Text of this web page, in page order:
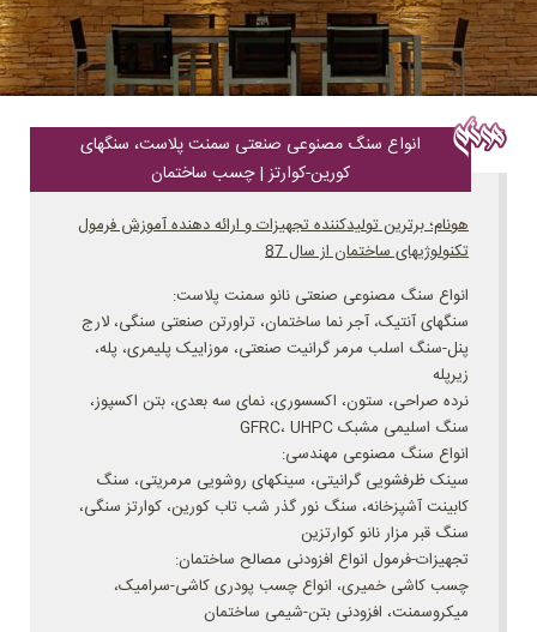
انواع سنگ مصنوعی صنعتی سمنت پلاست، سنگهای
کورین-کوارتز | چسب ساختمان
هونام؛ برترین تولیدکننده تجهیزات و ارائه دهنده آموزش فرمول
تکنولوژیهای ساختمان از سال 87
انواع سنگ مصنوعی صنعتی نانو سمنت پلاست:
سنگهای آنتیک، آجر نما ساختمان، تراورتن صنعتی سنگی، لارج
پنل-سنگ اسلب مرمر گرانیت صنعتی، موزاییک پلیمری، پله،
زیرپله
نرده صراحی، ستون، اکسسوری، نمای سه بعدی، بتن اکسپوز،
سنگ اسلیمی مشبک GFRC، UHPC
انواع سنگ مصنوعی مهندسی:
سینک ظرفشویی گرانیتی، سینکهای روشویی مرمریتی، سنگ
کابینت آشپزخانه، سنگ نور گذر شب تاب کورین، کوارتز سنگی،
سنگ قبر مزار نانو کوارتزین
تجهیزات-فرمول انواع افزودنی مصالح ساختمان:
چسب کاشی خمیری، انواع چسب پودری کاشی-سرامیک،
میکروسمنت، افزودنی بتن-شیمی ساختمان